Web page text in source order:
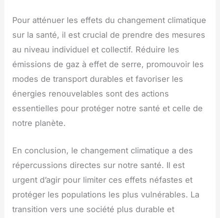
Pour atténuer les effets du changement climatique
sur la santé, il est crucial de prendre des mesures
au niveau individuel et collectif. Réduire les
émissions de gaz à effet de serre, promouvoir les
modes de transport durables et favoriser les
énergies renouvelables sont des actions
essentielles pour protéger notre santé et celle de
notre planète.
En conclusion, le changement climatique a des
répercussions directes sur notre santé. Il est
urgent d’agir pour limiter ces effets néfastes et
protéger les populations les plus vulnérables. La
transition vers une société plus durable et